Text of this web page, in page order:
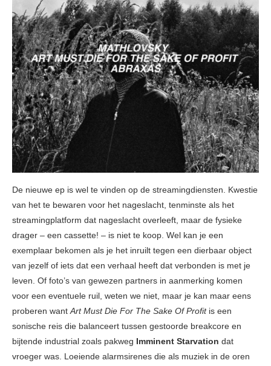
De nieuwe ep is wel te vinden op de streamingdiensten. Kwestie
van het te bewaren voor het nageslacht, tenminste als het
streamingplatform dat nageslacht overleeft, maar de fysieke
drager – een cassette! – is niet te koop. Wel kan je een
exemplaar bekomen als je het inruilt tegen een dierbaar object
van jezelf of iets dat een verhaal heeft dat verbonden is met je
leven. Of foto’s van gewezen partners in aanmerking komen
voor een eventuele ruil, weten we niet, maar je kan maar eens
proberen wantArt Must Die For The Sake Of Profit is een
sonische reis die balanceert tussen gestoorde breakcore en
bijtende industrial zoals pakweg Imminent Starvation dat
vroeger was. Loeiende alarmsirenes die als muziek in de oren